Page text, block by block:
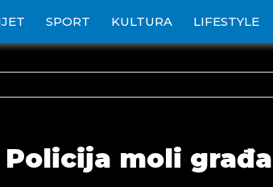
SPORT KULTURA LIFESTYLE
moli